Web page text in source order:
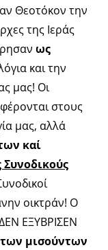
Θεοτόκον την
της Ιεράς
ως
και την
μας! Οι
στους
μας, αλλά
καί
Συνοδικούς
οικτράν! Ο
ΕΞΥΒΡΙΣΕΝ
μισούντων